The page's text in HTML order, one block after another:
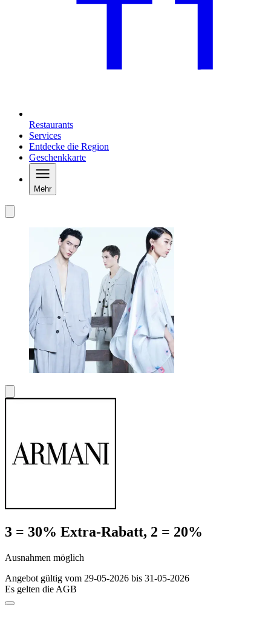
Restaurants
Services
Entdecke die Region
Geschenkkarte
Mehr
3 = 30% Extra-Rabatt, 2 = 20%
Ausnahmen möglich
Angebot gültig vom 29-05-2026 bis 31-05-2026
Es gelten die AGB